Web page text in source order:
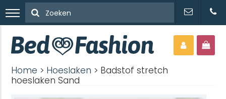
Home > Hoeslaken > Badstof stretch
hoeslaken Sand